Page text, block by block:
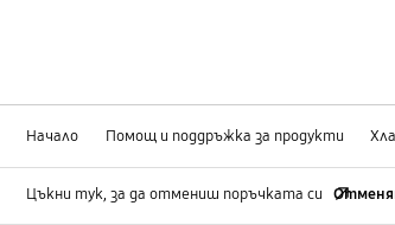
Начало Помощ и поддръжка за продукти
Цъкни тук, за да отмениш поръчката си